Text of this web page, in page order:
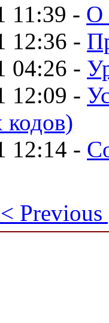
11:39 - О
12:36 -
04:26 -
12:09 -
кодов)
12:14 -
Previous